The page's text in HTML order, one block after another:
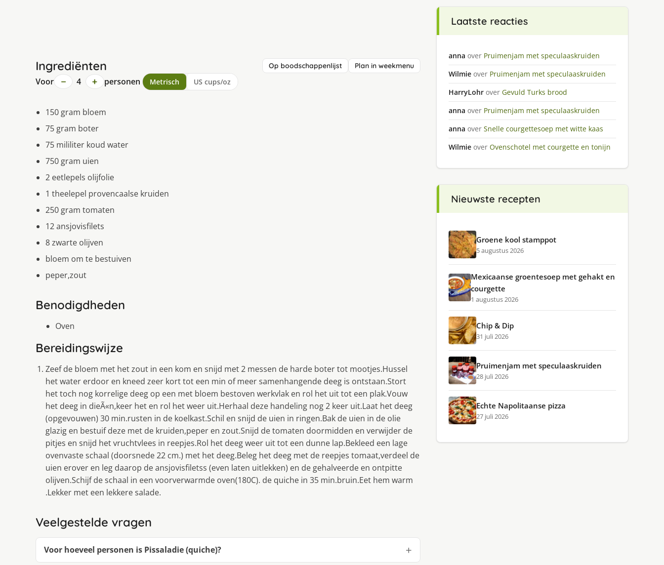
Ingrediënten Op boodschappenlijst Plan in weekmenu
Voor − 4 + personen Metrisch US cups/oz
150 gram bloem
75 gram boter
75 mililiter koud water
750 gram uien
2 eetlepels olijfolie
1 theelepel provencaalse kruiden
250 gram tomaten
12 ansjovisfilets
8 zwarte olijven
bloem om te bestuiven
peper,zout
Benodigdheden
Oven
Bereidingswijze
Zeef de bloem met het zout in een kom en snijd met 2 messen de harde boter tot mootjes.Hussel
het water erdoor en kneed zeer kort tot een min of meer samenhangende deeg is ontstaan.Stort
het toch nog korrelige deeg op een met bloem bestoven werkvlak en rol het uit tot een plak.Vouw
het deeg in dieÃ«n,keer het en rol het weer uit.Herhaal deze handeling nog 2 keer uit.Laat het deeg
(opgevouwen) 30 min.rusten in de koelkast.Schil en snijd de uien in ringen.Bak de uien in de olie
glazig en bestuif deze met de kruiden,peper en zout.Snijd de tomaten doormidden en verwijder de
pitjes en snijd het vruchtvlees in reepjes.Rol het deeg weer uit tot een dunne lap.Bekleed een lage
ovenvaste schaal (doorsnede 22 cm.) met het deeg.Beleg het deeg met de reepjes tomaat,verdeel de
uien erover en leg daarop de ansjovisfiletss (even laten uitlekken) en de gehalveerde en ontpitte
olijven.Schijf de schaal in een voorverwarmde oven(180C). de quiche in 35 min.bruin.Eet hem warm
.Lekker met een lekkere salade.
Veelgestelde vragen
Voor hoeveel personen is Pissaladie (quiche)?
Laatste reacties
anna over Pruimenjam met speculaaskruiden
Wilmie over Pruimenjam met speculaaskruiden
HarryLohr over Gevuld Turks brood
anna over Pruimenjam met speculaaskruiden
anna over Snelle courgettesoep met witte kaas
Wilmie over Ovenschotel met courgette en tonijn
Nieuwste recepten
Groene kool stamppot
5 augustus 2026
Mexicaanse groentesoep met gehakt en
courgette
1 augustus 2026
Chip & Dip
31 juli 2026
Pruimenjam met speculaaskruiden
28 juli 2026
Echte Napolitaanse pizza
27 juli 2026